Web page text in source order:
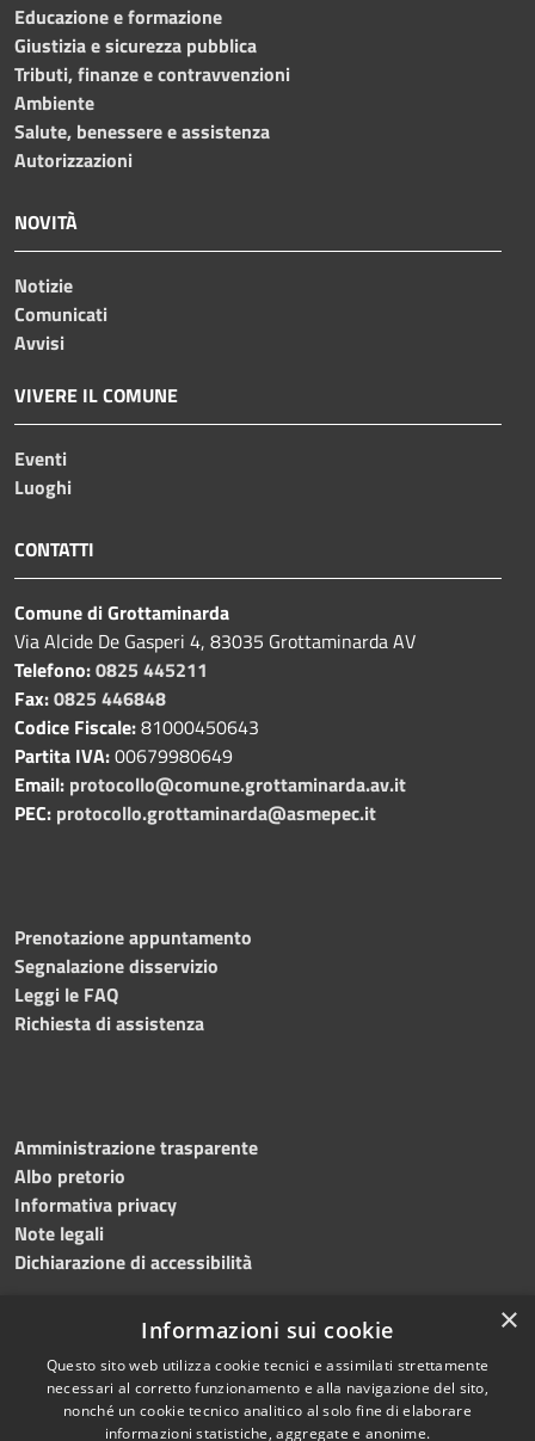
Educazione e formazione
Giustizia e sicurezza pubblica
Tributi, finanze e contravvenzioni
Ambiente
Salute, benessere e assistenza
Autorizzazioni
NOVITÀ
Notizie
Comunicati
Avvisi
VIVERE IL COMUNE
Eventi
Luoghi
CONTATTI
Comune di Grottaminarda
Via Alcide De Gasperi 4, 83035 Grottaminarda AV
Telefono:0825 445211
Fax:0825 446848
Codice Fiscale:81000450643
Partita IVA:00679980649
Email: protocollo@comune.grottaminarda.av.it
PEC: protocollo.grottaminarda@asmepec.it
Prenotazione appuntamento
Segnalazione disservizio
Leggi le FAQ
Richiesta di assistenza
Amministrazione trasparente
Albo pretorio
Informativa privacy
Note legali
Dichiarazione di accessibilità
RSS
Accessibilità
Copyright © 2024 •
Comune diGrottaminarda
• Powered byMunicipium
×
Informazioni sui cookie
Questo sito web utilizza cookie tecnici e assimilati strettamente
necessari al corretto funzionamento e alla navigazione del sito,
nonché un cookie tecnico analitico al solo fine di elaborare
informazioni statistiche, aggregate e anonime.